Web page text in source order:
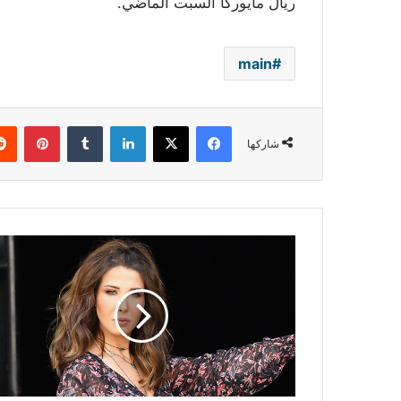
main
شاركها
فيسبوك ‫X لينكدإن
الفنية
القادمة..
مفاجأة
بانتظار